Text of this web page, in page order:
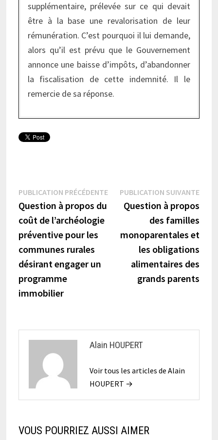
supplémentaire, prélevée sur ce qui devait
être à la base une revalorisation de leur
rémunération. C’est pourquoi il lui demande,
alors qu’il est prévu que le Gouvernement
annonce une baisse d’impôts, d’abandonner
la fiscalisation de cette indemnité. Il le
remercie de sa réponse.
Navigation
de
l’article
PUBLICATION PRÉCÉDENTEPublication
précédente :
Question à propos du
coût de l’archéologie
préventive pour les
communes rurales
désirant engager un
programme
immobilier
PUBLICATION SUIVANTE
Question à propos
des familles
monoparentales et
les obligations
alimentaires des
grands parents
Alain HOUPERT
Voir tous les articles de Alain
HOUPERT →
VOUS POURRIEZ AUSSI AIMER